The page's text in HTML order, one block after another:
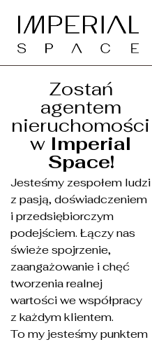
Zostań
agentem
nieruchomości
w Imperial
Space!
Jesteśmy zespołem ludzi
z pasją, doświadczeniem
i przedsiębiorczym
podejściem. Łączy nas
świeże spojrzenie,
zaangażowanie i chęć
tworzenia realnej
wartości we współpracy
z każdym klientem.
To my jesteśmy punktem